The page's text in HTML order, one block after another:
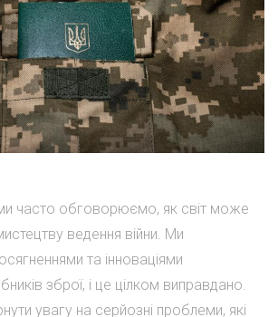
часто обговорюємо, як світ може
ведення війни. Ми
та інноваціями
зброї, і це цілком виправдано.
увагу на серйозні проблеми, які